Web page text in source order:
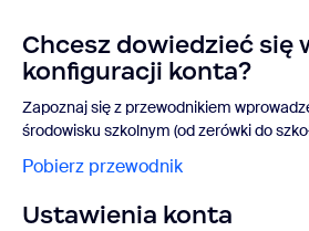
Chcesz dowiedzieć się
konfiguracji konta?
Zapoznaj się z przewodnikiem
środowisku szkolnym (od zerówki do
Pobierz przewodnik
Ustawienia konta